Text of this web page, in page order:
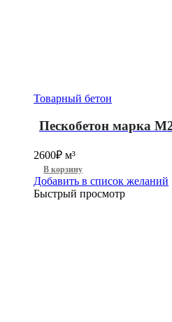
Товарный бетон
Пескобетон марка
2600₽ м³
В корзину
Добавить в список желаний
Быстрый просмотр